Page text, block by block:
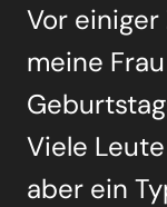
Vor
mei­ne
Vie­le
aber ein